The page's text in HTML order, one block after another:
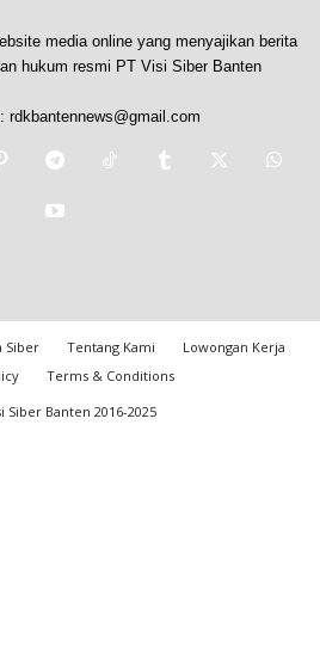
media online yang menyajikan berita
hukum resmi PT Visi Siber Banten
rdkbantennews@gmail.com
Siber Tentang Kami
Lowongan Kerja
Terms & Conditions
Siber Banten 2016-2025